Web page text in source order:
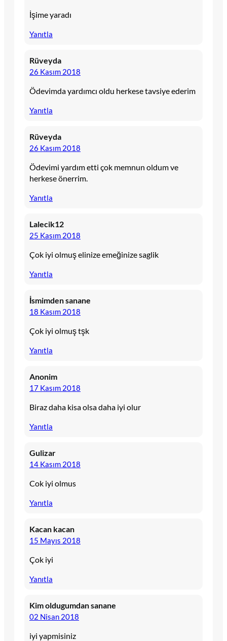
İşime yaradı
Yanıtla
Rüveyda
26 Kasım 2018
Ödevimda yardımcı oldu herkese tavsiye ederim
Yanıtla
Rüveyda
26 Kasım 2018
Ödevimi yardım etti çok memnun oldum ve
herkese önerrim.
Yanıtla
Lalecik12
25 Kasım 2018
Çok iyi olmuş elinize emeğinize saglik
Yanıtla
İsmimden sanane
18 Kasım 2018
Çok iyi olmuş tşk
Yanıtla
Anonim
17 Kasım 2018
Biraz daha kisa olsa daha iyi olur
Yanıtla
Gulizar
14 Kasım 2018
Cok iyi olmus
Yanıtla
Kacan kacan
15 Mayıs 2018
Çok iyi
Yanıtla
Kim oldugumdan sanane
02 Nisan 2018
iyi yapmisiniz